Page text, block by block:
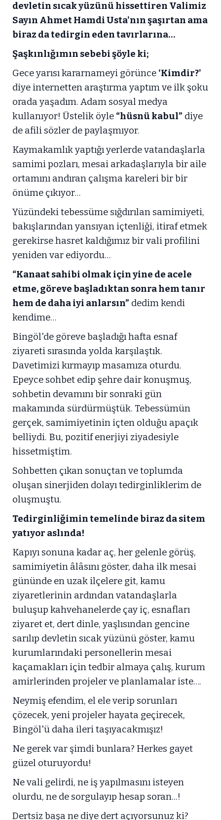
devletin sıcak yüzünü hissettiren Valimiz
Sayın Ahmet Hamdi Usta'nın şaşırtan ama
biraz da tedirgin eden tavırlarına…
Şaşkınlığımın sebebi şöyle ki;
Gece yarısı kararnameyi görünce ‘Kimdir?'
diye internetten araştırma yaptım ve ilk şoku
orada yaşadım. Adam sosyal medya
kullanıyor! Üstelik öyle “hüsnü kabul” diye
de afili sözler de paylaşmıyor.
Kaymakamlık yaptığı yerlerde vatandaşlarla
samimi pozları, mesai arkadaşlarıyla bir aile
ortamını andıran çalışma kareleri bir bir
önüme çıkıyor…
Yüzündeki tebessüme sığdırılan samimiyeti,
bakışlarından yansıyan içtenliği, itiraf etmek
gerekirse hasret kaldığımız bir vali profilini
yeniden var ediyordu…
“Kanaat sahibi olmak için yine de acele
etme, göreve başladıktan sonra hem tanır
hem de daha iyi anlarsın” dedim kendi
kendime…
Bingöl'de göreve başladığı hafta esnaf
ziyareti sırasında yolda karşılaştık.
Davetimizi kırmayıp masamıza oturdu.
Epeyce sohbet edip şehre dair konuşmuş,
sohbetin devamını bir sonraki gün
makamında sürdürmüştük. Tebessümün
gerçek, samimiyetinin içten olduğu apaçık
belliydi. Bu, pozitif enerjiyi ziyadesiyle
hissetmiştim.
Sohbetten çıkan sonuçtan ve toplumda
oluşan sinerjiden dolayı tedirginliklerim de
oluşmuştu.
Tedirginliğimin temelinde biraz da sitem
yatıyor aslında!
Kapıyı sonuna kadar aç, her gelenle görüş,
samimiyetin âlâsını göster, daha ilk mesai
gününde en uzak ilçelere git, kamu
ziyaretlerinin ardından vatandaşlarla
buluşup kahvehanelerde çay iç, esnafları
ziyaret et, dert dinle, yaşlısından gencine
sarılıp devletin sıcak yüzünü göster, kamu
kurumlarındaki personellerin mesai
kaçamakları için tedbir almaya çalış, kurum
amirlerinden projeler ve planlamalar iste….
Neymiş efendim, el ele verip sorunları
çözecek, yeni projeler hayata geçirecek,
Bingöl'ü daha ileri taşıyacakmışız!
Ne gerek var şimdi bunlara? Herkes gayet
güzel oturuyordu!
Ne vali gelirdi, ne iş yapılmasını isteyen
olurdu, ne de sorgulayıp hesap soran...!
Dertsiz başa ne diye dert açıyorsunuz ki?